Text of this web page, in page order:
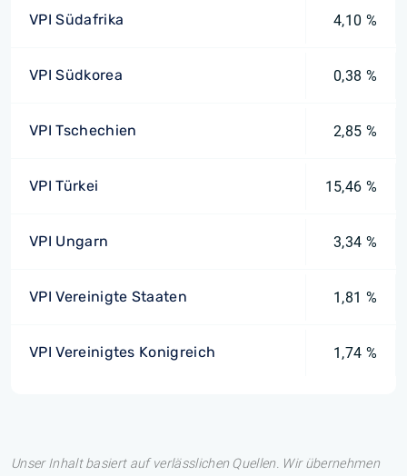
VPI Südafrika 4,10 %
VPI Südkorea 0,38 %
VPI Tschechien 2,85 %
VPI Türkei 15,46 %
VPI Ungarn 3,34 %
VPI Vereinigte Staaten 1,81 %
VPI Vereinigtes Konigreich 1,74 %
Unser Inhalt basiert auf verlässlichen Quellen. Wir übernehmen